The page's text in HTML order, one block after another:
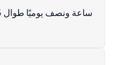
ساعة ونصف يوميًا طوال 5 أيام.